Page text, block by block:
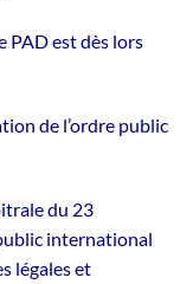
PAD est dès lors
de l’ordre public
du 23
international
légales et